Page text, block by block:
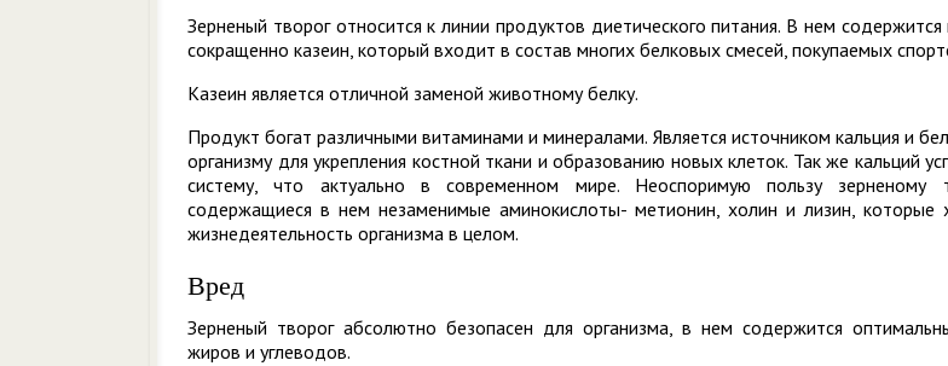
Зерненый творог относится к линии продуктов диетического питания. В нем
сокращенно казеин, который входит в состав многих белковых смесей, покупаемых
Казеин является отличной заменой животному белку.
Продукт богат различными витаминами и минералами. Является источником кальция и
организму для укрепления костной ткани и образованию новых клеток. Так же кальций
систему, что актуально в современном мире. Неоспоримую пользу зерненому
содержащиеся в нем незаменимые аминокислоты- метионин, холин и лизин,
жизнедеятельность организма в целом.
Вред
Зерненый творог абсолютно безопасен для организма, в нем содержится
жиров и углеводов.